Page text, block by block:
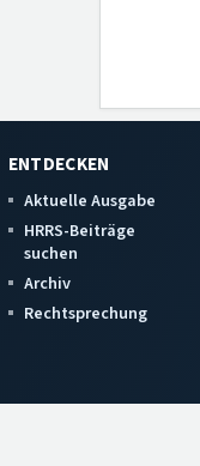
ENTDECKEN
Aktuelle Ausgabe
HRRS-Beiträge
suchen
Archiv
Rechtsprechung